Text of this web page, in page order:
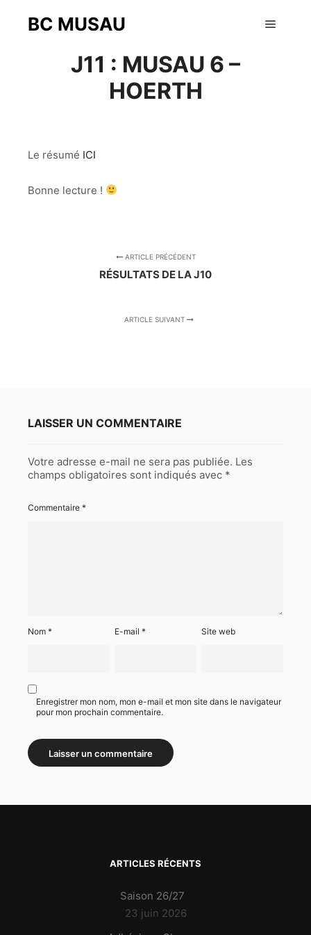
BC MUSAU
J11 : MUSAU 6 –
HOERTH
Le résumé ICI
Bonne lecture !
ARTICLE PRÉCÉDENT
RÉSULTATS DE LA J10
ARTICLE SUIVANT
LAISSER UN COMMENTAIRE
Votre adresse e-mail ne sera pas publiée. Les
champs obligatoires sont indiqués avec *
Commentaire *
Nom * E-mail* Site web
Enregistrer mon nom, mon e-mail et mon site dans le navigateur
pour mon prochain commentaire.
ARTICLES RÉCENTS
Saison 26/27
23 juin 2026